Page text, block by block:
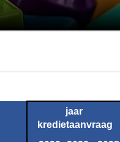
jaar
kredietaanvraag